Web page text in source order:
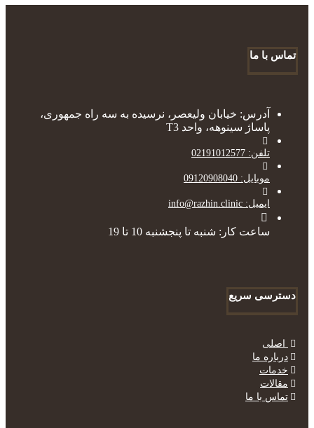
تماس با ما
آدرس: خیابان ولیعصر، نرسیده به سه راه جمهوری،
پاساژ سینوهه، واحد T3
تلفن: 02191012577
موبایل: 09120908040
ایمیل: info@razhin.clinic
ساعت کار: شنبه تا پنجشنبه 10 تا 19
دسترسی سریع
اصلی
درباره ما
خدمات
مقالات
تماس با ما